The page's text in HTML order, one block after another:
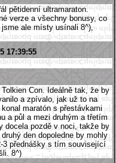
pětidenní ultramaraton.
verze a všechny bonusy, co
ale místy usínali 8^),
17:39:55
Con. Ideálně tak, že by
a zpívalo, jak už to na
maratón s přestávkami
a půl a mezi druhým a třetím
docela pozdě v noci, takže by
den dopoledne by mohly
3 přednášky s tím související
8^)